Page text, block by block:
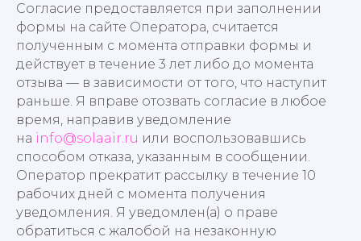
Согласие предоставляется при заполнении
формы на сайте Оператора, считается
полученным с момента отправки формы и
действует в течение 3 лет либо до момента
отзыва — в зависимости от того, что наступит
раньше. Я вправе отозвать согласие в любое
время, направив уведомление
на info@solaair.ru или воспользовавшись
способом отказа, указанным в сообщении.
Оператор прекратит рассылку в течение 10
рабочих дней с момента получения
уведомления. Я уведомлен(а) о праве
обратиться с жалобой на незаконную